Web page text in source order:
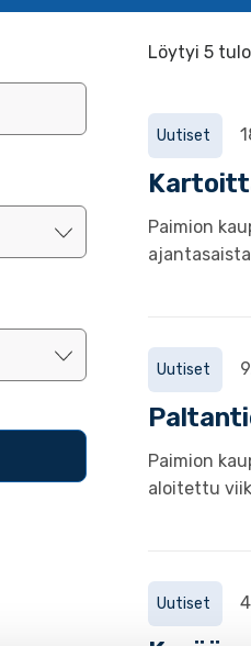
Löytyi 5
Uutiset
Paimion
Uutiset
Paimion
aloitettu
Uutiset
Kevään